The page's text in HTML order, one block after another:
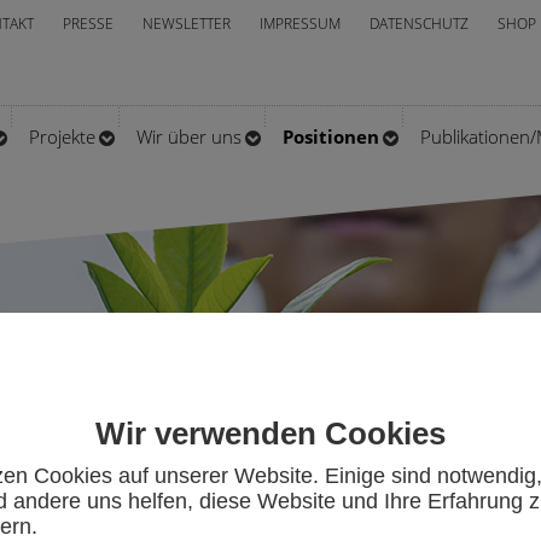
Wir verwenden Cookies
Cookies auf unserer Website. Einige sind notwendig,
andere uns helfen, diese Website und Ihre Erfahrung
PRESSE NEWSLETTER IMPRESSUM DATENSCHUTZ SHOP
Projekte Wir über uns Positionen